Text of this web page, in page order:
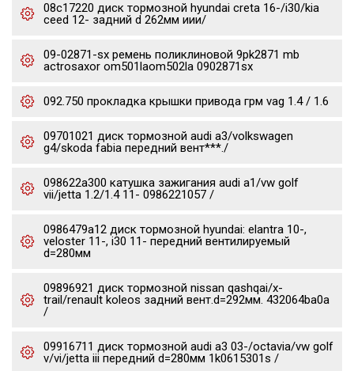
08c17220 диск тормозной hyundai creta 16-/i30/kia
ceed 12- задний d 262мм иии/
09-02871-sx ремень поликлиновой 9pk2871 mb
actrosaxor om501laom502la 0902871sx
092.750 прокладка крышки привода грм vag 1.4 / 1.6
09701021 диск тормозной audi a3/volkswagen
g4/skoda fabia передний вент***./
098622a300 катушка зажигания audi a1/vw golf
vii/jetta 1.2/1.4 11- 0986221057 /
0986479a12 диск тормозной hyundai: elantra 10-,
veloster 11-, i30 11- передний вентилируемый
d=280мм
09896921 диск тормозной nissan qashqai/x-
trail/renault koleos задний вент.d=292мм. 432064ba0a
/
09916711 диск тормозной audi a3 03-/octavia/vw golf
v/vi/jetta iii передний d=280мм 1k0615301s /